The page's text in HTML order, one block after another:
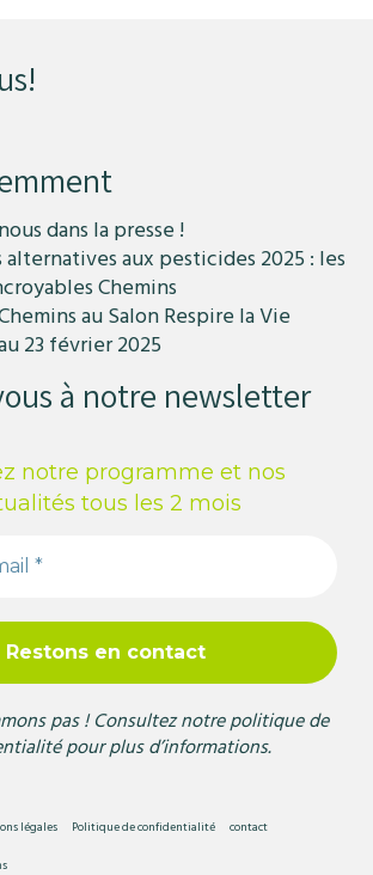
dans la presse !
alternatives aux pesticides 2025 : les
Chemins
au Salon Respire la Vie
23 février 2025
à notre newsletter
notre programme et nos
tous les 2 mois
pas ! Consultez notrepolitique de
pour plus d’informations.
légales Politique de confidentialité contact